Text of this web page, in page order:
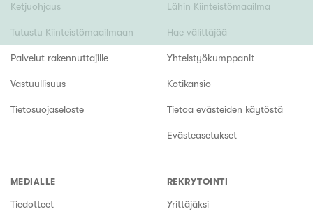
Ketjuohjaus
Tutustu Kiinteistömaailmaan
Palvelut rakennuttajille
Vastuullisuus
Tietosuojaseloste
Lähin Kiinteistömaailma
Hae välittäjää
Yhteistyökumppanit
Kotikansio
Tietoa evästeiden käytöstä
Evästeasetukset
MEDIALLE
Tiedotteet
REKRYTOINTI
Yrittäjäksi